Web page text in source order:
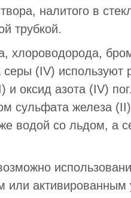
налитого в
трубкой.
хлороводорода,
(IV) используют
и оксид азота (IV)
сульфата железа
водой со льдом, а
или активированным